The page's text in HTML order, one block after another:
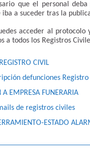
que el personal
a suceder tras la
acceder al
a todos los Registros
CIVIL
defunciones Registro
EMPRESA FUNERARIA
de registros civiles
ESTADO